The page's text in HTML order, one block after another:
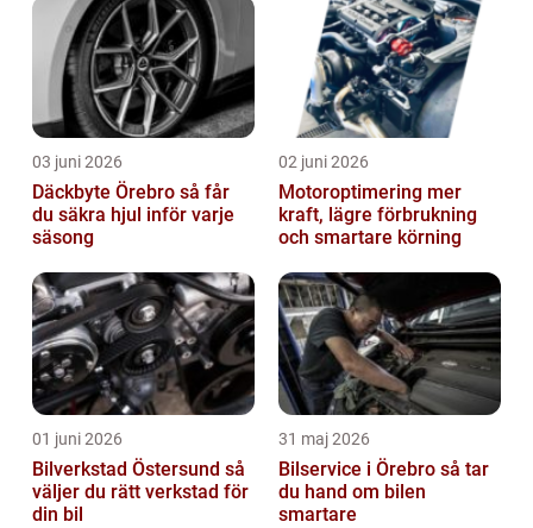
03 juni 2026
Däckbyte Örebro så får
du säkra hjul inför varje
säsong
02 juni 2026
Motoroptimering mer
kraft, lägre förbrukning
och smartare körning
01 juni 2026
Bilverkstad Östersund så
väljer du rätt verkstad för
din bil
31 maj 2026
Bilservice i Örebro så tar
du hand om bilen
smartare